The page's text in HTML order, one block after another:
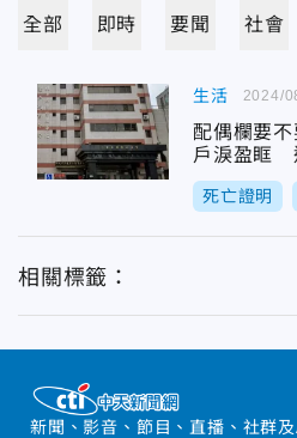
全部 即時 要聞 社會
生活
配偶欄要
戶淚盈眶
死亡證明
2024/
相關標籤：
新聞、影音、節目、直播、社群